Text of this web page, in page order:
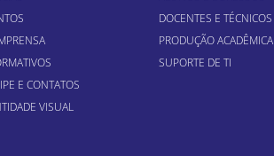
E CONTATOS
VISUAL
DOCENTES E TÉCNICOS
PRODUÇÃO ACADÊMICA
SUPORTE DE TI